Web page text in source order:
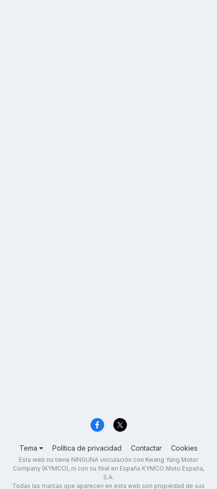
Tema Política de privacidad Contactar Cookies
Esta web no tiene NINGUNA vinculación con Kwang Yang Motor
Company (KYMCO), ni con su filial en España KYMCO Moto España,
S.A.
Todas las marcas que aparecen en esta web son propiedad de sus